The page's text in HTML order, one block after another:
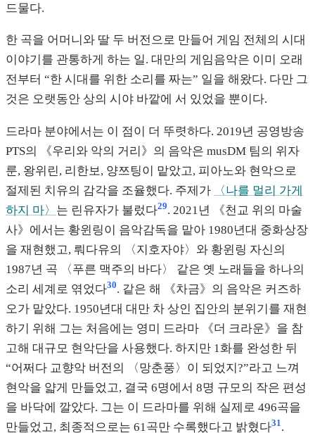
드물다.
한 곡을 어머니와 딸 두 버전으로 만들어 게임 전체의 시대
이야기를 관통하게 하는 일. 대만의 게임음악은 이미 오래
전부터 “한 시대를 위한 소리를 짜는” 일을 해왔다. 다만 그
것은 오랫동안 상의 시야 바깥에 서 있었을 뿐이다.
드라마 분야에서는 이 점이 더 뚜렷하다. 2019년 공영방송
PTS의 《우리와 악의 거리》의 음악은 musDM 팀의 위자
룬, 왕위린, 리한보, 양쯔팅이 맡았고, 피아노와 현악으로
절제된 치유의 감각을 조율했다. 주제가
〈나를 멀리 가게
하지 마〉 는 린유자가 불렀다29. 2021년 《천교 위의 마술
사》에서는 황윈링이 음악감독을 맡아 1980년대 중화상장
을 재현했고, 뤄다유의 〈지호자야〉와 황윈링 자신의
1987년 곡 〈푸른 맥주의 바다〉 같은 옛 노래들을 하나의
소리 세계로 엮었다30. 같은 해 《차금》의 음악은 커즈하
오가 맡았다. 1950년대 대만 차 상인 집안의 분위기를 재현
하기 위해 그는 처음에는 영미 드라마 《더 크라운》을 참
고해 대규모 현악단을 사용했다. 하지만 1화를 완성한 뒤
“어쩌다 교향악 버전의 〈망춘풍〉이 되었지?”라고 느껴
현악을 얇게 만들었고, 결국 6명에서 8명 규모의 작은 편성
을 바닥에 깔았다. 그는 이 드라마를 위해 실제로 496곡을
만들었고, 최종적으로는 61곡만 수록했다고 밝혔다31.